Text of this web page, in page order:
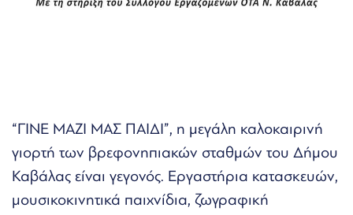
“ΓΙΝΕ ΜΑΖΙ ΜΑΣ ΠΑΙΔΙ”, η μεγάλη καλοκαιρινή
γιορτή των βρεφονηπιακών σταθμών του Δήμου
Καβάλας είναι γεγονός. Εργαστήρια κατασκευών,
μουσικοκινητικά παιχνίδια, ζωγραφική